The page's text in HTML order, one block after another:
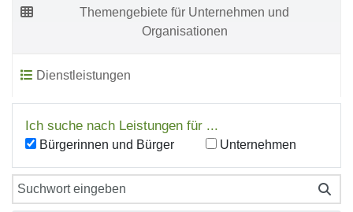
Themengebiete für Unternehmen und
Organisationen
Dienstleistungen
Ich suche nach Leistungen für ...
Bürgerinnen und Bürger Unternehmen